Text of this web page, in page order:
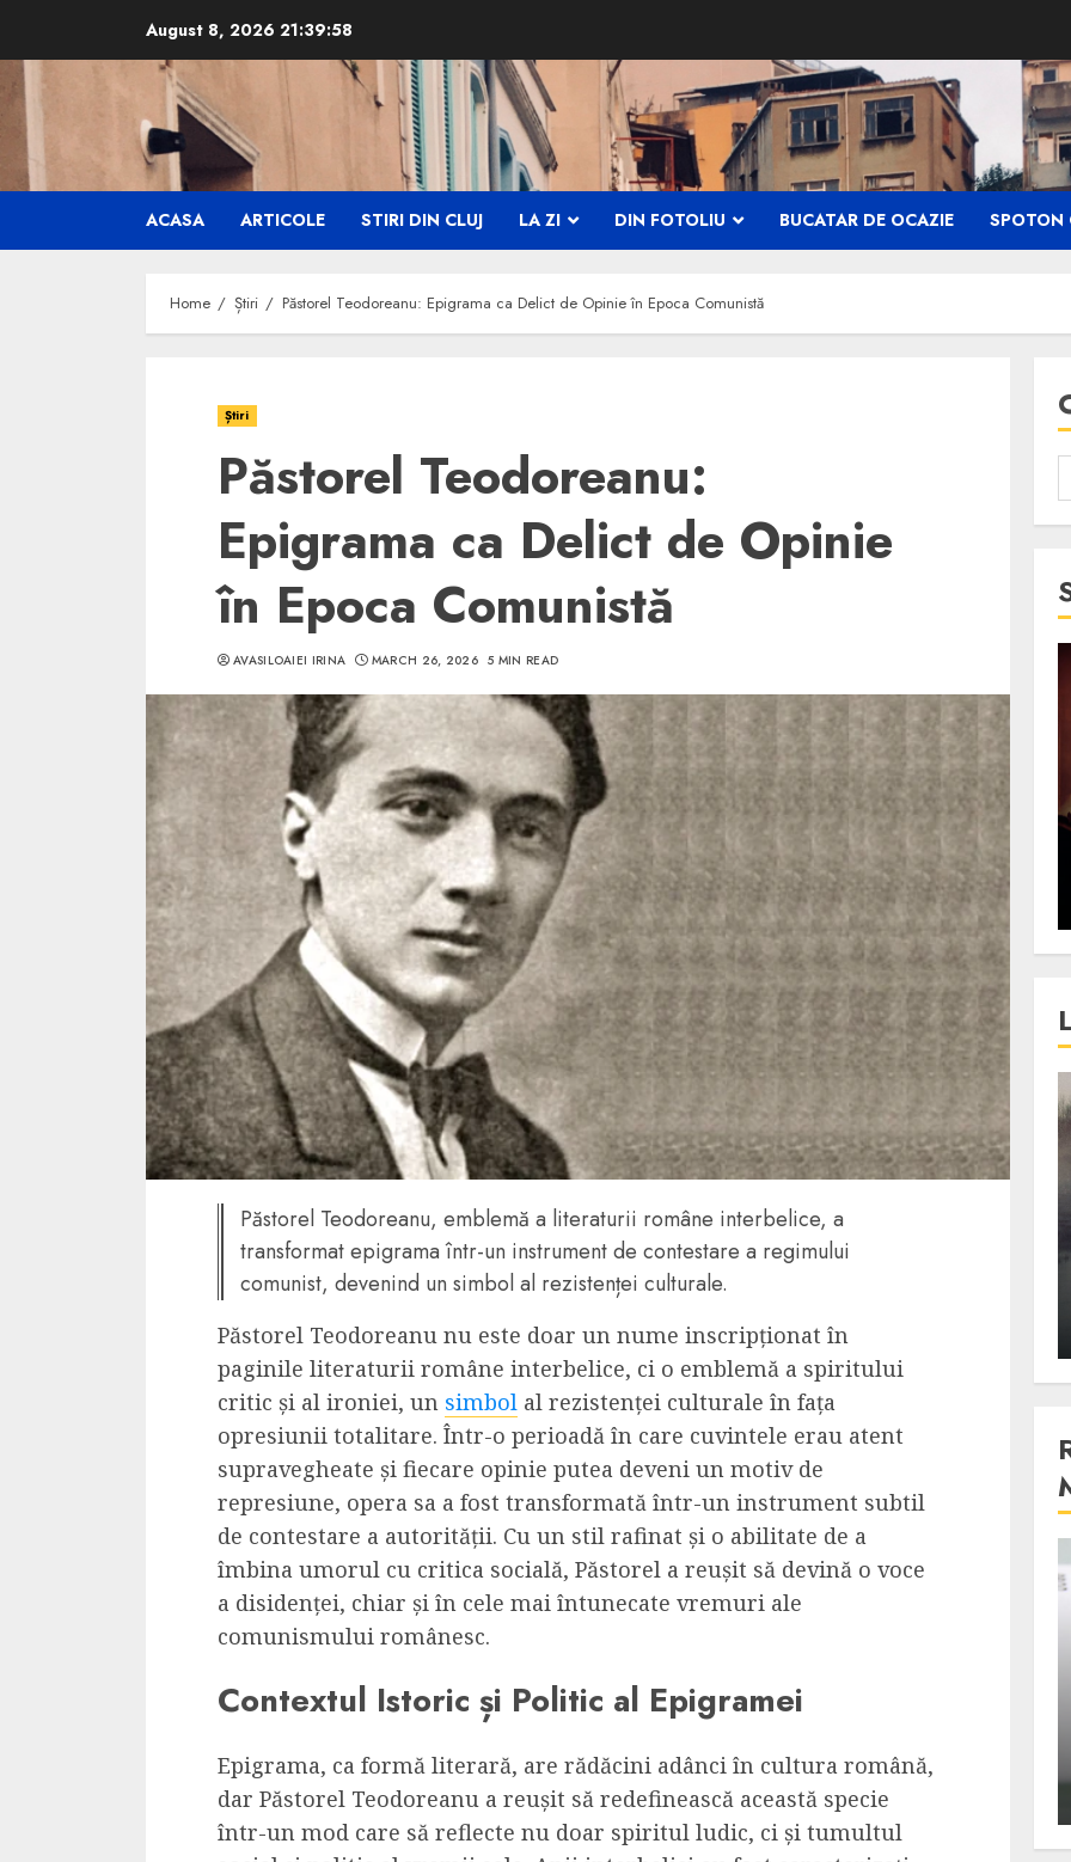
content
August 8, 2026 21:39:59
ACASA ARTICOLE STIRI DIN CLUJ LA ZI DIN FOTOLIU BUCATAR DE OCAZIE SPOTON
Home Știri Păstorel Teodoreanu: Epigrama ca Delict de Opinie în Epoca Comunistă
Știri
Păstorel Teodoreanu:
Epigrama ca Delict de Opinie
în Epoca Comunistă
AVASILOAIEI IRINA MARCH 26, 2026 5 MIN READ
Păstorel Teodoreanu, emblemă a literaturii române interbelice, a
transformat epigrama într-un instrument de contestare a regimului
comunist, devenind un simbol al rezistenței culturale.
Păstorel Teodoreanu nu este doar un nume inscripționat în
paginile literaturii române interbelice, ci o emblemă a spiritului
critic și al ironiei, un simbol al rezistenței culturale în fața
opresiunii totalitare. Într-o perioadă în care cuvintele erau atent
supravegheate și fiecare opinie putea deveni un motiv de
represiune, opera sa a fost transformată într-un instrument subtil
de contestare a autorității. Cu un stil rafinat și o abilitate de a
îmbina umorul cu critica socială, Păstorel a reușit să devină o voce
a disidenței, chiar și în cele mai întunecate vremuri ale
comunismului românesc.
Contextul Istoric și Politic al Epigramei
Epigrama, ca formă literară, are rădăcini adânci în cultura română,
dar Păstorel Teodoreanu a reușit să redefinească această specie
într-un mod care să reflecte nu doar spiritul ludic, ci și tumultul
5 min read
SpotOn Cluj
Ce poti vizita in jurul
Clujului cand te afli intr-un
weekend prelungit in
“Orasul Comoara”?
ALEXANDRU S. MAY 31, 2023
SpotOn Cluj
Festivalurile Clujului. De
ce atrage Clujul tinerii si
pe cei mai in varsta an de
an?
ALEXANDRU S. DECEMBER 13, 2023
4 min read
Razboiul din Gaza, scanteia
fatala pentru Orientul
Mijlociu?
ALEXANDRU S. NOVEMBER 1, 2023
Lumina ar putea contribui
si ea la evaporarea apei in
natura
ALEXANDRU S. DECEMBER 27, 2023
3 min read
Din fotoliu
Dungeons & Dragons:
film ca un joc care te
cucereste de la primele
cadre
ALEXANDRU S. MAY 17, 2023
4 min read
reusit sa se ridice la
nivelul asteptarilor
publicului si criticilor
ALEXANDRU S. DECEMBER 6, 2023